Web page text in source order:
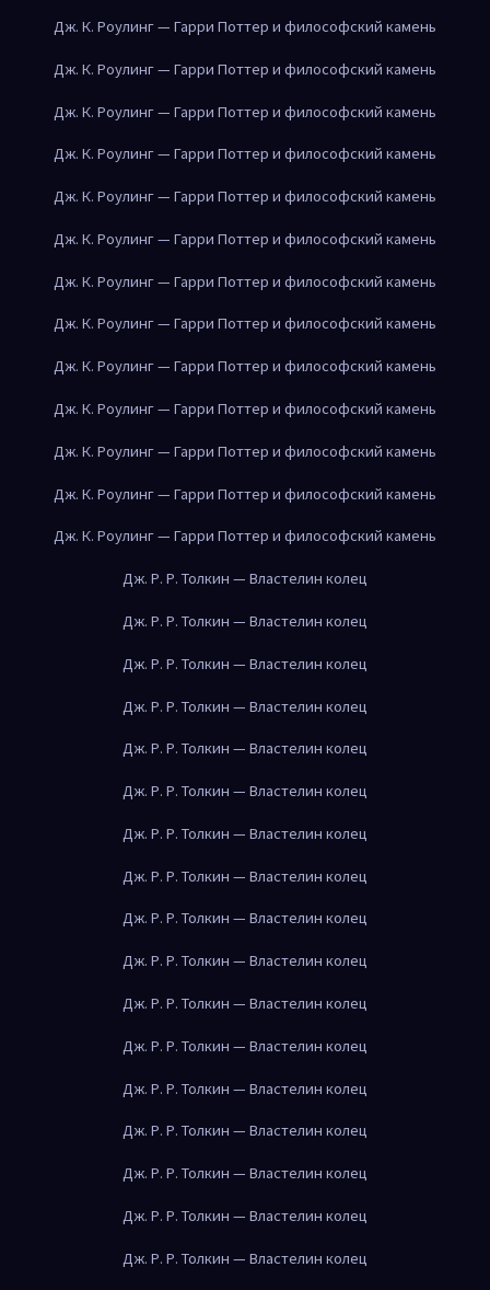
Дж. К. Роулинг — Гарри Поттер и философский камень
Дж. К. Роулинг — Гарри Поттер и философский камень
Дж. К. Роулинг — Гарри Поттер и философский камень
Дж. К. Роулинг — Гарри Поттер и философский камень
Дж. К. Роулинг — Гарри Поттер и философский камень
Дж. К. Роулинг — Гарри Поттер и философский камень
Дж. К. Роулинг — Гарри Поттер и философский камень
Дж. К. Роулинг — Гарри Поттер и философский камень
Дж. К. Роулинг — Гарри Поттер и философский камень
Дж. К. Роулинг — Гарри Поттер и философский камень
Дж. К. Роулинг — Гарри Поттер и философский камень
Дж. К. Роулинг — Гарри Поттер и философский камень
Дж. К. Роулинг — Гарри Поттер и философский камень
Дж. Р. Р. Толкин — Властелин колец
Дж. Р. Р. Толкин — Властелин колец
Дж. Р. Р. Толкин — Властелин колец
Дж. Р. Р. Толкин — Властелин колец
Дж. Р. Р. Толкин — Властелин колец
Дж. Р. Р. Толкин — Властелин колец
Дж. Р. Р. Толкин — Властелин колец
Дж. Р. Р. Толкин — Властелин колец
Дж. Р. Р. Толкин — Властелин колец
Дж. Р. Р. Толкин — Властелин колец
Дж. Р. Р. Толкин — Властелин колец
Дж. Р. Р. Толкин — Властелин колец
Дж. Р. Р. Толкин — Властелин колец
Дж. Р. Р. Толкин — Властелин колец
Дж. Р. Р. Толкин — Властелин колец
Дж. Р. Р. Толкин — Властелин колец
Дж. Р. Р. Толкин — Властелин колец